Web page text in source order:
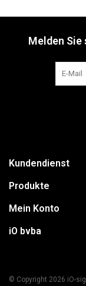
Melden
Kundendienst
Produkte
Mein Konto
iO bvba
© Copyright 2026 iO-